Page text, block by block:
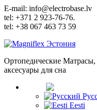
E-mail: info@electrobase.lv
tel: +371 2 923-76-76.
tel: +38 067 463 73 59
Ортопедические
аксесуары для сна
Eesti